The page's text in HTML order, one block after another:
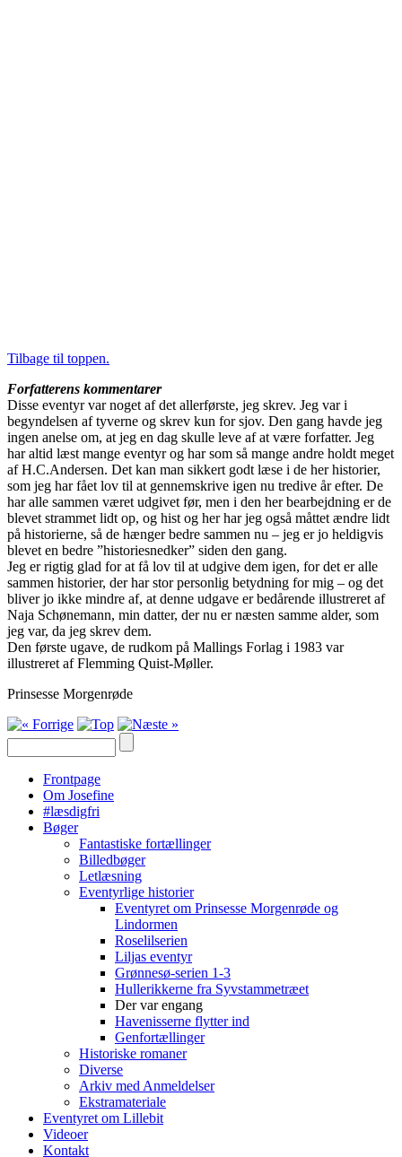
Tilbage til toppen.
Forfatterens kommentarer
Disse eventyr var noget af det allerførste, jeg skrev. Jeg var i
begyndelsen af tyverne og skrev kun for sjov. Den gang havde jeg
ingen anelse om, at jeg en dag skulle leve af at være forfatter. Jeg
har altid læst mange eventyr og har som så mange andre holdt meget
af H.C.Andersen. Det kan man sikkert godt læse i de her historier,
som jeg har fået lov til at gennemskrive igen nu tredive år efter. De
har alle sammen været udgivet før, men i den her bearbejdning er de
blevet strammet lidt op, og hist og her har jeg også måttet ændre lidt
på historierne, så de hænger bedre sammen nu – jeg er jo heldigvis
blevet en bedre ”historiesnedker” siden den gang.
Jeg er rigtig glad for at få lov til at udgive dem igen, for det er alle
sammen historier, der har stor personlig betydning for mig – og det
bliver jo ikke mindre af, at denne udgave er bedårende illustreret af
Naja Schønemann, min datter, der nu er næsten samme alder, som
jeg var, da jeg skrev dem.
Den første ugave, de rudkom på Mallings Forlag i 1983 var
illustreret af Flemming Quist-Møller.
Prinsesse Morgenrøde
Frontpage
Om Josefine
#læsdigfri
Bøger
Fantastiske fortællinger
Billedbøger
Letlæsning
Eventyrlige historier
Eventyret om Prinsesse Morgenrøde og
Lindormen
Roselilserien
Liljas eventyr
Grønnesø-serien 1-3
Hullerikkerne fra Syvstammetræet
Der var engang
Havenisserne flytter ind
Genfortællinger
Historiske romaner
Diverse
Arkiv med Anmeldelser
Ekstramateriale
Eventyret om Lillebit
Videoer
Kontakt